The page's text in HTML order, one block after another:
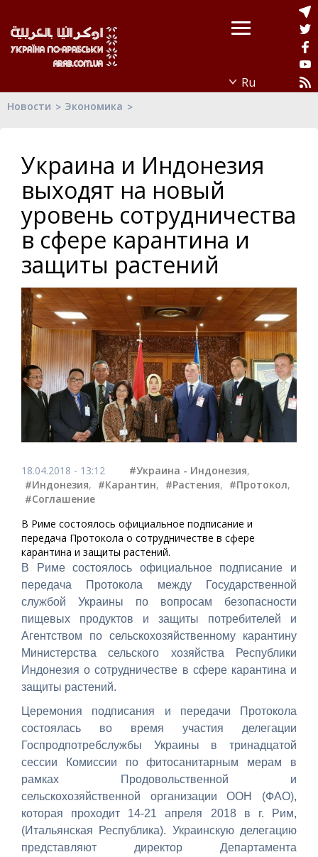
Новости Экономика
Украина и Индонезия
выходят на новый
уровень сотрудничества
в сфере карантина и
защиты растений
18.04.2018 - 13:12 #Украина - Индонезия,
#Индонезия, #Карантин, #Растения, #Протокол,
#Соглашение
В Риме состоялось официальное подписание и
передача Протокола о сотрудничестве в сфере
карантина и защиты растений.
В Риме состоялось официальное подписание и
передача Протокола между Государственной
службой Украины по вопросам безопасности
пищевых продуктов и защиты потребителей и
Агентством по сельскохозяйственному карантину
Министерства сельского хозяйства Республики
Индонезия о сотрудничестве в сфере карантина и
защиты растений.
Церемония подписания и передачи Протокола
состоялась во время участия делегации
Госпродпотребслужбы Украины в тринадцатой
сессии Комиссии по фитосанитарным мерам в
рамках Продовольственной и
сельскохозяйственной организации ООН (ФАО),
которая проходит 14-21 апреля 2018 в г. Рим,
(Итальянская Республика). Украинскую делегацию
представляют директор Департамента